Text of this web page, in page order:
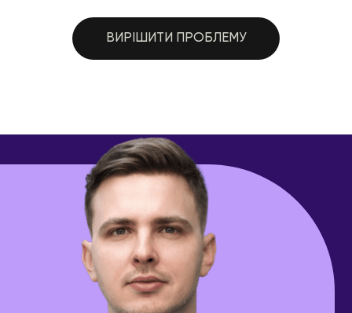
ВИРІШИТИ ПРОБЛЕМУ